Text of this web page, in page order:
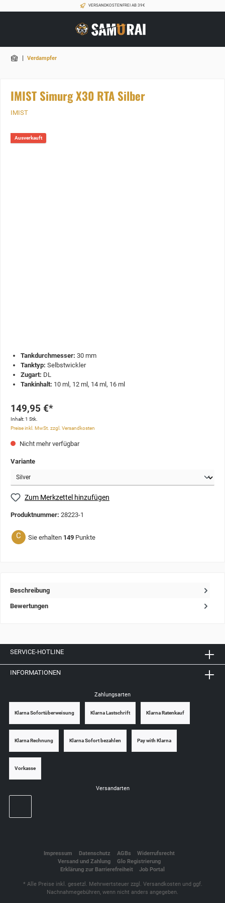
VERSANDKOSTENFREI AB 39€
| Verdampfer
IMIST Simurg X30 RTA Silber
IMIST
Ausverkauft
Tankdurchmesser: 30 mm
Tanktyp: Selbstwickler
Zugart: DL
Tankinhalt: 10 ml, 12 ml, 14 ml, 16 ml
149,95 €*
Inhalt:1 Stk.
Preise inkl. MwSt. zzgl. Versandkosten
Nicht mehr verfügbar
Variante
Zum Merkzettel hinzufügen
Produktnummer: 28223-1
C Sie erhalten 149 Punkte
Beschreibung
Bewertungen
SERVICE-HOTLINE
INFORMATIONEN
Zahlungsarten
Klarna Sofortüberweisung Klarna Lastschrift Klarna Ratenkauf
Klarna Rechnung Klarna Sofort bezahlen Pay with Klarna
Vorkasse
Versandarten
Impressum Datenschutz AGBs
Widerrufsrecht
Versand und Zahlung
Glo Registrierung
Erklärung zur Barrierefreiheit
Job Portal
* Alle Preise inkl. gesetzl. Mehrwertsteuer zzgl. Versandkosten und ggf.
Nachnahmegebühren, wenn nicht anders angegeben.